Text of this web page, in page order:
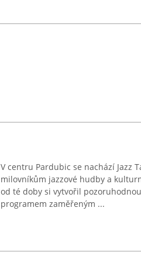
V centru Pardubic se nachází Jazz
milovníkům jazzové hudby a
od té doby si vytvořil
programem zaměřeným ...